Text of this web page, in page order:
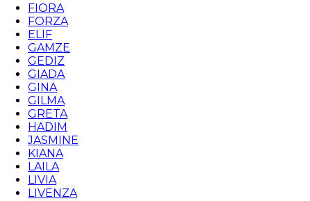
FIORA
FORZA
ELIF
GAMZE
GEDIZ
GIADA
GINA
GILMA
GRETA
HADIM
JASMINE
KIANA
LAILA
LIVIA
LIVENZA